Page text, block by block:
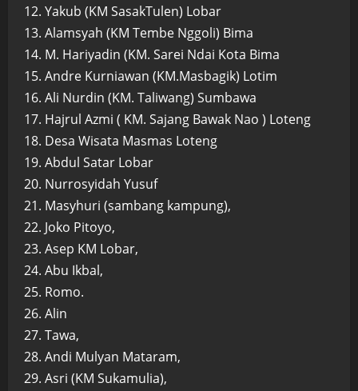
12. Yakub (KM SasakTulen) Lobar
13. Alamsyah (KM Tembe Nggoli) Bima
14. M. Hariyadin (KM. Sarei Ndai Kota Bima
15. Andre Kurniawan (KM.Masbagik) Lotim
16. Ali Nurdin (KM. Taliwang) Sumbawa
17. Hajrul Azmi ( KM. Sajang Bawak Nao ) Loteng
18. Desa Wisata Masmas Loteng
19. Abdul Satar Lobar
20. Nurrosyidah Yusuf
21. Masyhuri (sambang kampung),
22. Joko Pitoyo,
23. Asep KM Lobar,
24. Abu Ikbal,
25. Romo.
26. Alin
27. Tawa,
28. Andi Mulyan Mataram,
29. Asri (KM Sukamulia),